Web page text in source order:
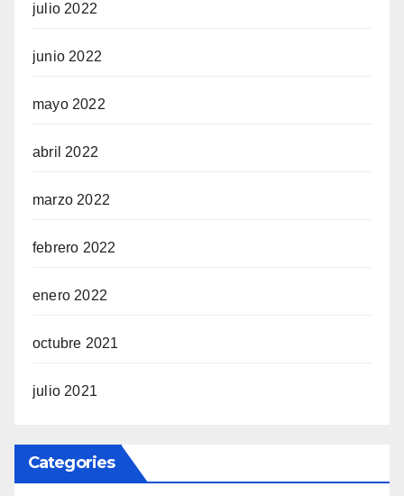
julio 2022
junio 2022
mayo 2022
abril 2022
marzo 2022
febrero 2022
enero 2022
octubre 2021
julio 2021
Categories